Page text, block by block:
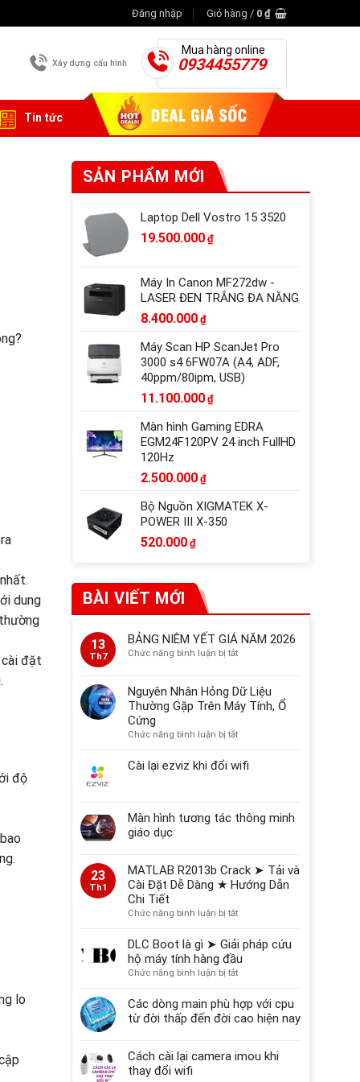
Đăng nhập Giỏ hàng / 0 ₫
Xây dựng cấu hình
Mua hàng online
0934455779
Tin tức
dung
cài đặt
độ
lo
SẢN PHẨM MỚI
Laptop Dell Vostro 15 3520
19.500.000 ₫
Máy In Canon MF272dw -
LASER ĐEN TRẮNG ĐA NĂNG
8.400.000 ₫
Máy Scan HP ScanJet Pro
3000 s4 6FW07A (A4, ADF,
40ppm/80ipm, USB)
11.100.000 ₫
Màn hình Gaming EDRA
EGM24F120PV 24 inch FullHD
120Hz
2.500.000 ₫
Bộ Nguồn XIGMATEK X-
POWER III X-350
520.000 ₫
BÀI VIẾT MỚI
13
Th7
BẢNG NIÊM YẾT GIÁ NĂM 2026
Chức năng bình luận bị tắtở
YẾT
GIÁ
2026
Nguyên Nhân Hỏng Dữ Liệu
Thường Gặp Trên Máy Tính, Ổ
Cứng
Chức năng bình luận bị tắtở
Nhân
Thường
Tính,
Ổ
Cài lại ezviz khi đổi wifi
Màn hình tương tác thông minh
giáo dục
23
Th1
MATLAB R2013b Crack ➤ Tải và
Cài Đặt Dễ Dàng ★ Hướng Dẫn
Chi Tiết
Chức năng bình luận bị tắtở
R2013b
Crack
➤
Cài
Đặt
★
DLC Boot là gì ➤ Giải pháp cứu
hộ máy tính hàng đầu
Chức năng bình luận bị tắtở
Boot
là
Giải
Các dòng main phù hợp với cpu
từ đời thấp đến đời cao hiện nay
Cách cài lại camera imou khi
thay đổi wifi